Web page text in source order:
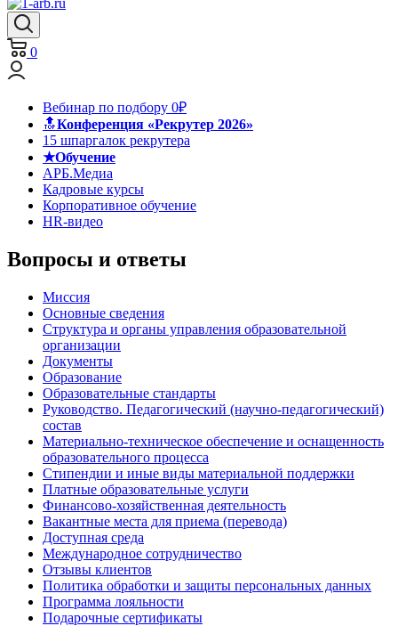
0
Вебинар по подбору 0₽
🔝Конференция «Рекрутер 2026»
15 шпаргалок рекрутера
★Обучение
АРБ.Медиа
Кадровые курсы
Корпоративное обучение
HR-видео
Вопросы и ответы
Миссия
Основные сведения
Структура и органы управления образовательной
организации
Документы
Образование
Образовательные стандарты
Руководство. Педагогический (научно-педагогический)
состав
Материально-техническое обеспечение и оснащенность
образовательного процесса
Стипендии и иные виды материальной поддержки
Платные образовательные услуги
Финансово-хозяйственная деятельность
Вакантные места для приема (перевода)
Доступная среда
Международное сотрудничество
Отзывы клиентов
Политика обработки и защиты персональных данных
Программа лояльности
Подарочные сертификаты